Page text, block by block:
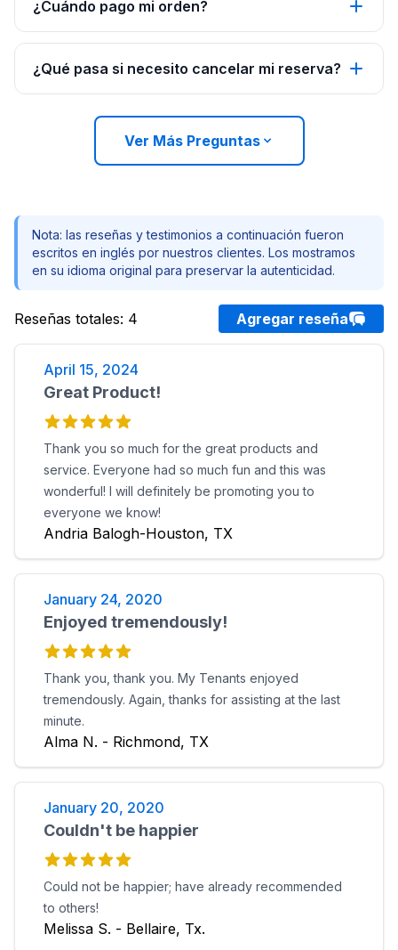
¿Cuándo pago mi orden?
¿Qué pasa si necesito cancelar mi reserva?
Ver Más Preguntas
Nota: las reseñas y testimonios a continuación fueron
escritos en inglés por nuestros clientes. Los mostramos
en su idioma original para preservar la autenticidad.
Reseñas totales: 4 Agregar reseña
April 15, 2024
Great Product!
Thank you so much for the great products and
service. Everyone had so much fun and this was
wonderful! I will definitely be promoting you to
everyone we know!
Andria Balogh-Houston, TX
January 24, 2020
Enjoyed tremendously!
Thank you, thank you. My Tenants enjoyed
tremendously. Again, thanks for assisting at the last
minute.
Alma N. - Richmond, TX
January 20, 2020
Couldn't be happier
Could not be happier; have already recommended
to others!
Melissa S. - Bellaire, Tx.